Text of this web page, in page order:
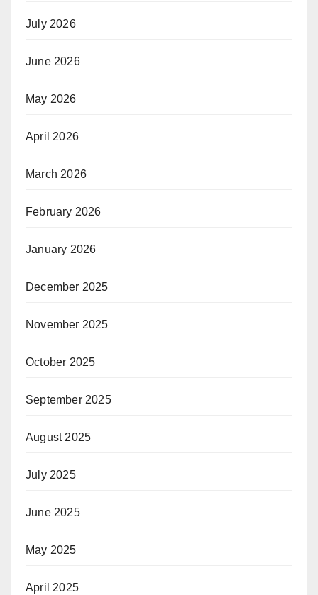
July 2026
June 2026
May 2026
April 2026
March 2026
February 2026
January 2026
December 2025
November 2025
October 2025
September 2025
August 2025
July 2025
June 2025
May 2025
April 2025